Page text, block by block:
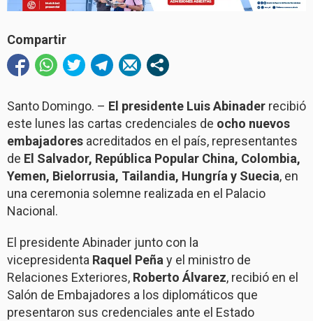
Compartir
Santo Domingo. – El presidente Luis Abinader recibió
este lunes las cartas credenciales de ocho nuevos
embajadores acreditados en el país, representantes
de El Salvador, República Popular China, Colombia,
Yemen, Bielorrusia, Tailandia, Hungría y Suecia, en
una ceremonia solemne realizada en el Palacio
Nacional.
El presidente Abinader junto con la
vicepresidenta Raquel Peña y el ministro de
Relaciones Exteriores, Roberto Álvarez, recibió en el
Salón de Embajadores a los diplomáticos que
presentaron sus credenciales ante el Estado